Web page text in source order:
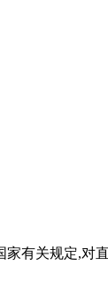
有关规定,对